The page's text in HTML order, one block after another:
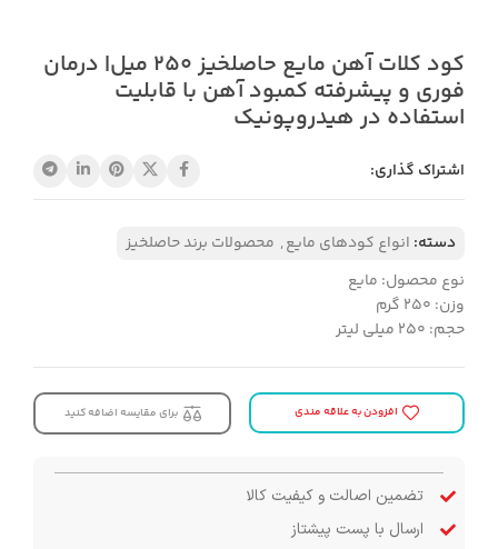
کود کلات آهن مایع حاصلخیز 250 میل| درمان
فوری و پیشرفته کمبود آهن با قابلیت
استفاده در هیدروپونیک
اشتراک گذاری:
دسته: انواع کودهای مایع, محصولات برند حاصلخیز
نوع محصول: مایع
وزن: ۲۵۰ گرم
حجم: ۲۵۰ میلی لیتر
افزودن به علاقه مندی برای مقایسه اضافه کنید
تضمین اصالت و کیفیت کالا
ارسال با پست پیشتاز